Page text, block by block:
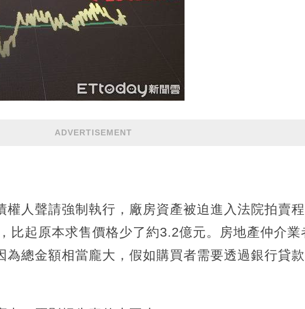
ADVERTISEMENT
權人聲請強制執行，廠房資產被迫進入法院拍賣
比起原本求售價格少了約3.2億元。房地產仲介業
為總金額相當龐大，假如購買者需要透過銀行貸